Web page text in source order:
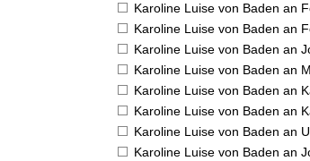
Karoline Luise von Baden an
Karoline Luise von Baden an
Karoline Luise von Baden an
Karoline Luise von Baden an
Karoline Luise von Baden an
Karoline Luise von Baden an
Karoline Luise von Baden an
Karoline Luise von Baden an